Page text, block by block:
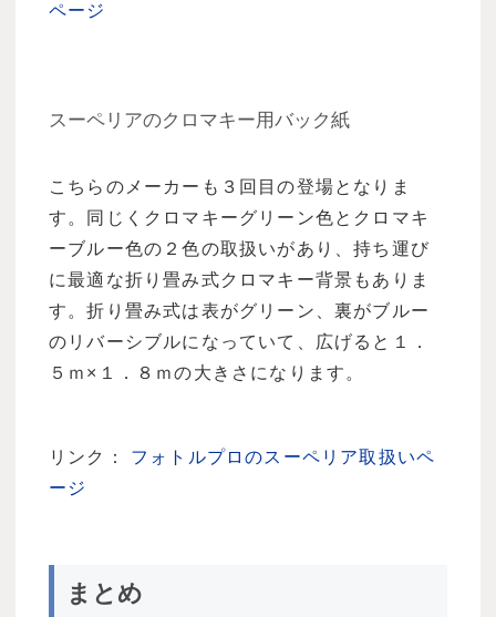
ページ
スーペリアのクロマキー用バック紙
こちらのメーカーも３回目の登場となりま
す。同じくクロマキーグリーン色とクロマキ
ーブルー色の２色の取扱いがあり、持ち運び
に最適な折り畳み式クロマキー背景もありま
す。折り畳み式は表がグリーン、裏がブルー
のリバーシブルになっていて、広げると１．
５ｍ×１．８ｍの大きさになります。
リンク： フォトルプロのスーペリア取扱いペ
ージ
まとめ